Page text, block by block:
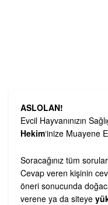
ASLOLAN!
Evcil Hayvanınızın
Hekim‘inize Muayene
Soracağınız tüm
Cevap veren kişinin
öneri sonucunda
verene ya da siteye